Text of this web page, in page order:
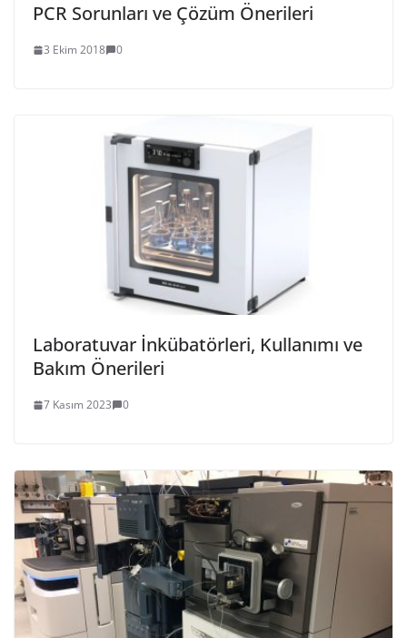
PCR Sorunları ve Çözüm Önerileri
3 Ekim 2018 0
Laboratuvar İnkübatörleri, Kullanımı ve
Bakım Önerileri
7 Kasım 2023 0